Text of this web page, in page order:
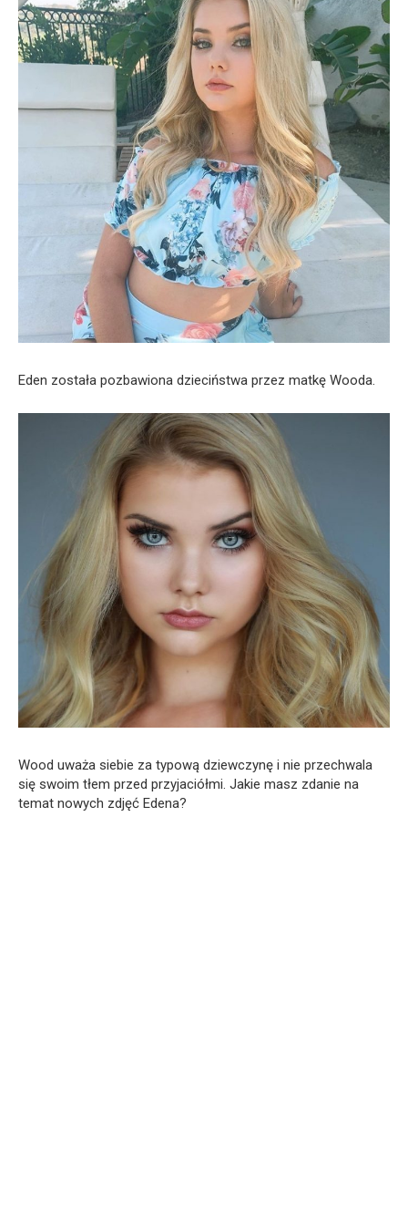
Eden została pozbawiona dzieciństwa przez matkę Wooda.
Wood uważa siebie za typową dziewczynę i nie przechwala
się swoim tłem przed przyjaciółmi. Jakie masz zdanie na
temat nowych zdjęć Edena?